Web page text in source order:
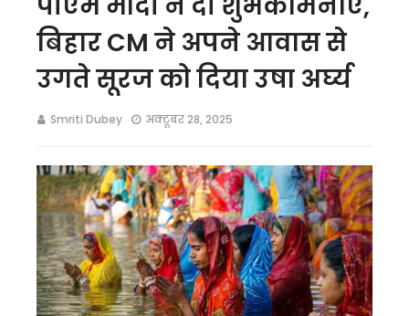
बिहार CM ने अपने आवास से
उगते सूरज को दिया उषा अर्घ्य
Smriti Dubey अक्टूबर 28, 2025